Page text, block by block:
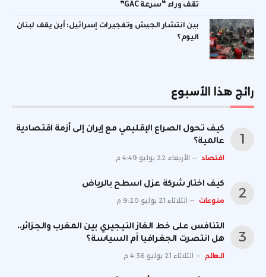
تقف وراء “سرعة GAC”
بين انتشار الجيش وتفجيرات إسرائيل: أين يقف لبنان
اليوم؟
رائج هذا الأسبوع
كيف تحول الصراع الإقليمي مع إيران إلى أزمة اقتصادية
عالمية؟
اقتصاد الأربعاء 22 يوليو 4:49 م
كيف اختار شركة عزل اسطح بالرياض
منوعات الثلاثاء 21 يوليو 9:20 م
التنافس على خط الغاز النيجيري بين المغرب والجزائر..
هل انتصرت الجغرافيا أم السياسة؟
العالم الثلاثاء 21 يوليو 4:36 م